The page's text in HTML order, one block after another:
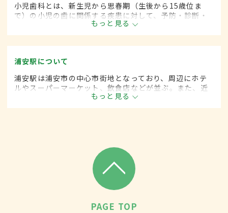
小児歯科とは、新生児から思春期（生後から15歳位ま
で）の小児の歯に関係する疾患に対して、予防・診断・
治療する歯科の一領域です。
もっと見る
浦安駅について
浦安駅は浦安市の中心市街地となっており、周辺にホテ
ルやスーパーマーケット、飲食店などが並ぶ。また、近
くに人気リゾート施設のある駅としても知られ、直通の
バスが出ている。1日の平均乗降者数は約7万8000人。
もっと見る
PAGE TOP